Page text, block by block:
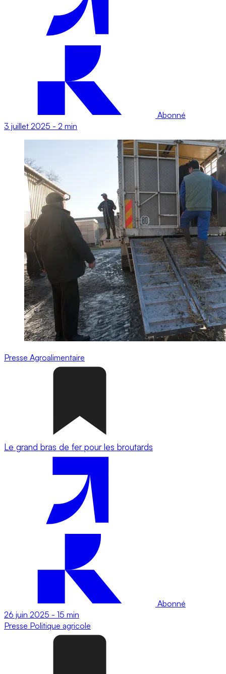
Abonné
3 juillet 2025 - 2 min
Presse Agroalimentaire
Le grand bras de fer pour les broutards
Abonné
26 juin 2025 - 15 min
Presse Politique agricole